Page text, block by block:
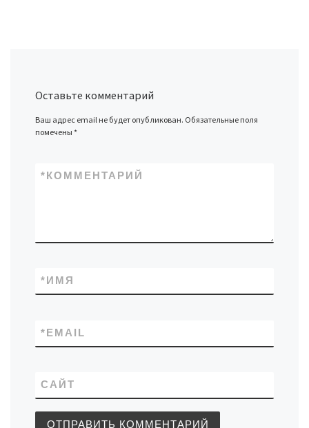
Оставьте комментарий
Ваш адрес email не будет опубликован. Обязательные поля
помечены*
КОММЕНТАРИЙ
*
ИМЯ
*
EMAIL
*
САЙТ